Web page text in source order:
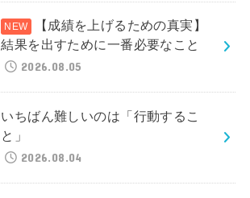
【成績を上げるための真実】
結果を出すために一番必要なこと
2026.08.05
いちばん難しいのは「行動するこ
と」
2026.08.04